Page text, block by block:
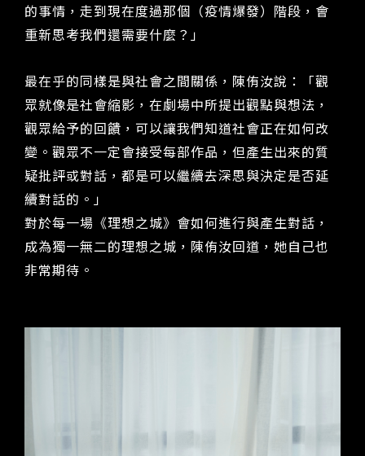
的事情，走到現在度過那個（疫情爆發）階段，會
重新思考我們還需要什麼？」
最在乎的同樣是與社會之間關係，陳侑汝說：「觀
眾就像是社會縮影，在劇場中所提出觀點與想法，
觀眾給予的回饋，可以讓我們知道社會正在如何改
變。觀眾不一定會接受每部作品，但產生出來的質
疑批評或對話，都是可以繼續去深思與決定是否延
續對話的。」
對於每一場《理想之城》會如何進行與產生對話，
成為獨一無二的理想之城，陳侑汝回道，她自己也
非常期待。